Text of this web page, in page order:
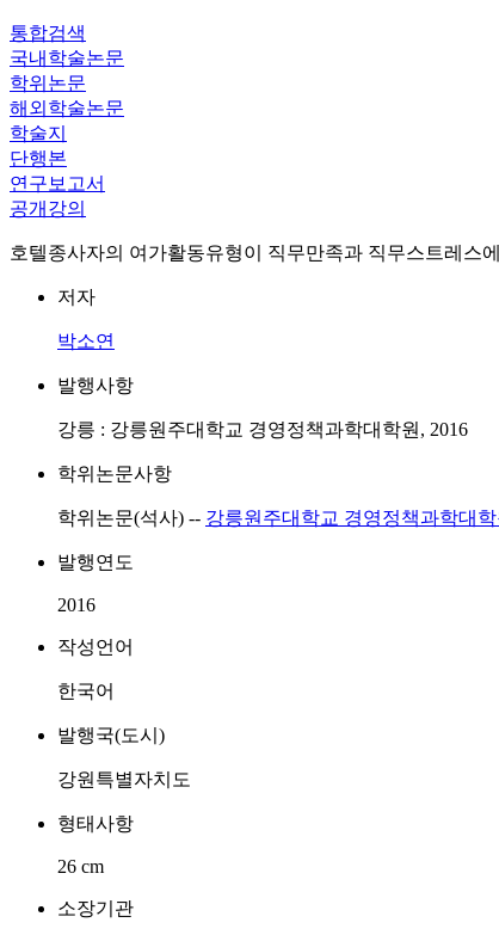
통합검색
국내학술논문
학위논문
해외학술논문
학술지
단행본
연구보고서
공개강의
호텔종사자의 여가활동유형이 직무만족과 직무스트레스
저자
박소연
발행사항
강릉 : 강릉원주대학교 경영정책과학대학원, 2016
학위논문사항
학위논문(석사) -- 강릉원주대학교 경영정책과학대학
발행연도
2016
작성언어
한국어
발행국(도시)
강원특별자치도
형태사항
26 cm
소장기관